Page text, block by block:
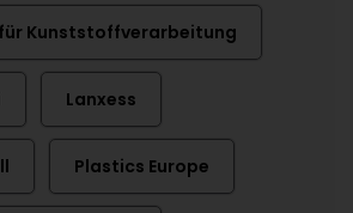
Kunststoffverarbeitung
Lanxess
Plastics Europe